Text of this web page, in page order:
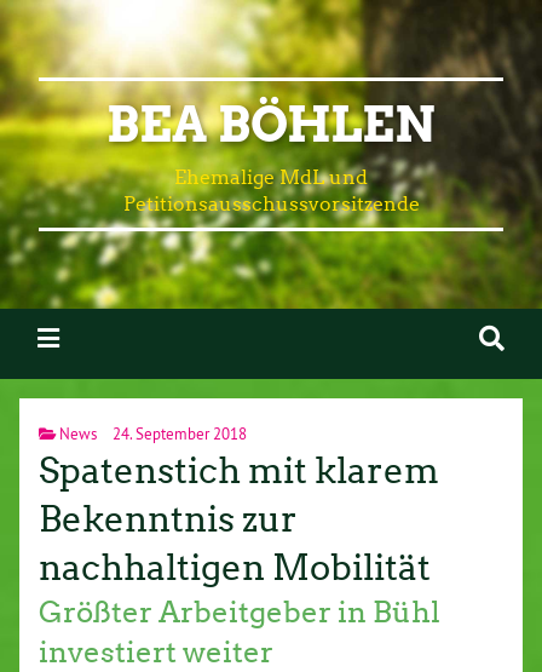
BEA BÖHLEN
Ehemalige MdL und
Petitionsausschussvorsitzende
News 24. September 2018
Spatenstich mit klarem
Bekenntnis zur
nachhaltigen Mobilität
Größter Arbeitgeber in Bühl
investiert weiter